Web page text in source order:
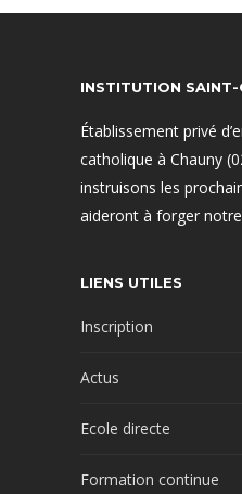
INSTITUTION SAINT-
Établissement privé
catholique à Chauny
instruisons les
aideront à forger
LIENS UTILES
Inscription
Actus
Ecole directe
Formation continue